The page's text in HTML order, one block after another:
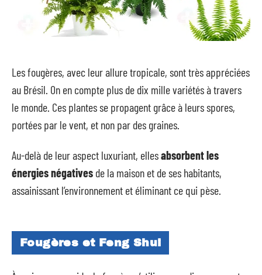
Les fougères, avec leur allure tropicale, sont très appréciées
au Brésil. On en compte plus de dix mille variétés à travers
le monde. Ces plantes se propagent grâce à leurs spores,
portées par le vent, et non par des graines.
Au-delà de leur aspect luxuriant, ellesabsorbent les
énergies négatives de la maison et de ses habitants,
assainissant l’environnement et éliminant ce qui pèse.
Fougères et Feng Shui